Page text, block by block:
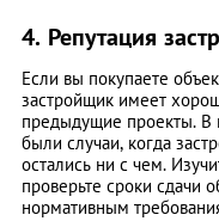
4. Репутация
Если вы покупаете
застройщик имеет
предыдущие проекты. В
были случаи, когда
остались ни с чем.
проверьте сроки сдачи
нормативным